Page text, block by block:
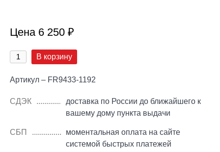
Цена 6 250 ₽
В корзину
Артикул – FR9433-1192
СДЭК
доставка по России до ближайшего к
вашему дому пункта выдачи
СБП
моментальная оплата на сайте
системой быстрых платежей